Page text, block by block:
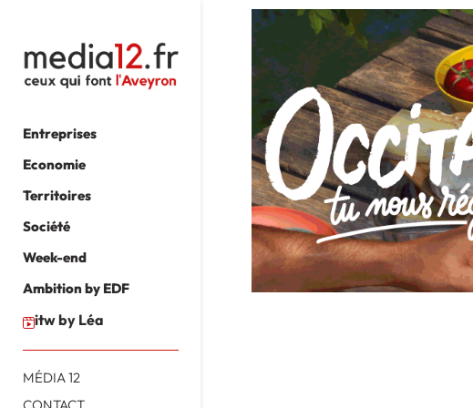
Entreprises
Economie
Territoires
Société
Week-end
Ambition by EDF
itw by Léa
MÉDIA 12